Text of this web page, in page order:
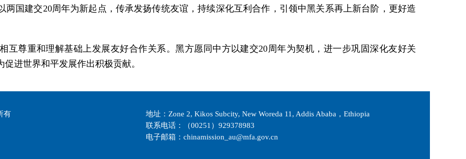
两国建交20周年为新起点，传承发扬传统友谊，持续深化互利合作，引领中黑关系再上新台阶，更好造
互尊重和理解基础上发展友好合作关系。黑方愿同中方以建交20周年为契机，进一步巩固深化友好关
进世界和平发展作出积极贡献。
有
地址：Zone 2, Kikos Subcity, New Woreda 11, Addis Ababa，Ethiopia
联系电话：（00251）929378983
电子邮箱：chinamission_au@mfa.gov.cn